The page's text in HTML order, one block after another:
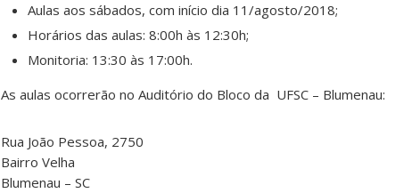
Aulas aos sábados, com início dia 11/agosto/2018;
Horários das aulas: 8:00h às 12:30h;
Monitoria: 13:30 às 17:00h.
As aulas ocorrerão no Auditório do Bloco da UFSC – Blumenau:
Rua João Pessoa, 2750
Bairro Velha
Blumenau – SC